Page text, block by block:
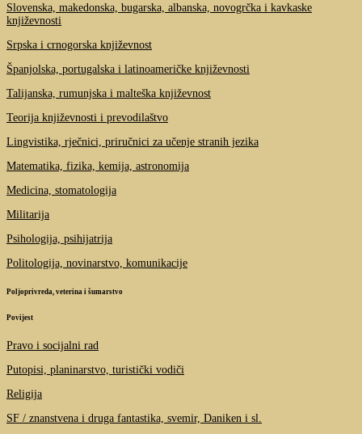
Slovenska, makedonska, bugarska, albanska, novogrčka i kavkaske
književnosti
Srpska i crnogorska književnost
Španjolska, portugalska i latinoameričke književnosti
Talijanska, rumunjska i malteška književnost
Teorija književnosti i prevodilaštvo
Lingvistika, rječnici, priručnici za učenje stranih jezika
Matematika, fizika, kemija, astronomija
Medicina, stomatologija
Militarija
Psihologija, psihijatrija
Politologija, novinarstvo, komunikacije
Poljoprivreda, veterina i šumarstvo
Povijest
Pravo i socijalni rad
Putopisi, planinarstvo, turistički vodiči
Religija
SF / znanstvena i druga fantastika, svemir, Daniken i sl.